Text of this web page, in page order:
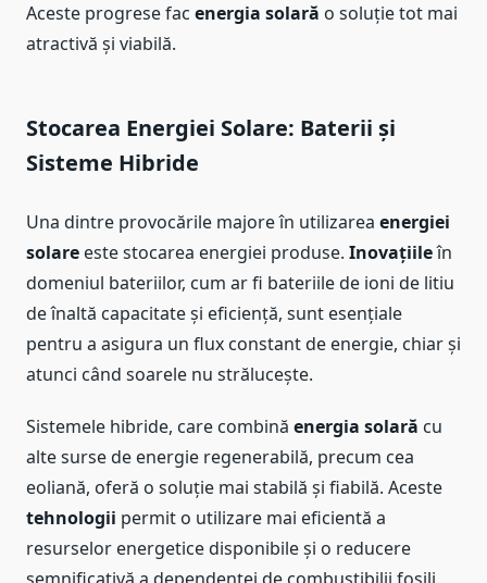
Aceste progrese fac energia solară o soluție tot mai
atractivă și viabilă.
Stocarea Energiei Solare: Baterii și
Sisteme Hibride
Una dintre provocările majore în utilizarea energiei
solare este stocarea energiei produse. Inovațiileîn
domeniul bateriilor, cum ar fi bateriile de ioni de litiu
de înaltă capacitate și eficiență, sunt esențiale
pentru a asigura un flux constant de energie, chiar și
atunci când soarele nu strălucește.
Sistemele hibride, care combină energia solară cu
alte surse de energie regenerabilă, precum cea
eoliană, oferă o soluție mai stabilă și fiabilă. Aceste
tehnologii permit o utilizare mai eficientă a
resurselor energetice disponibile și o reducere